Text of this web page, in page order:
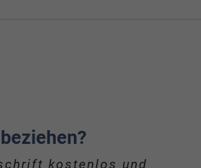
kostenlos und